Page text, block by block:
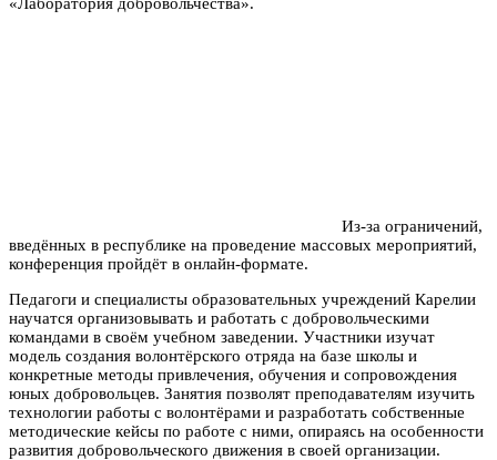
Из-за ограничений,
введённых в республике на проведение массовых мероприятий,
конференция пройдёт в онлайн-формате.
Педагоги и специалисты образовательных учреждений Карелии
научатся организовывать и работать с добровольческими
командами в своём учебном заведении. Участники изучат
модель создания волонтёрского отряда на базе школы и
конкретные методы привлечения, обучения и сопровождения
юных добровольцев. Занятия позволят преподавателям изучить
технологии работы с волонтёрами и разработать собственные
методические кейсы по работе с ними, опираясь на особенности
развития добровольческого движения в своей организации.